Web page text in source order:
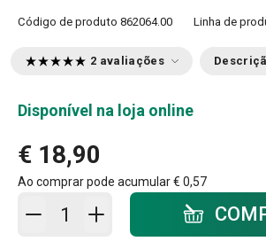
Código de produto 862064.00 Linha de
2 avaliações
Disponível na loja online
€ 18,90
Ao comprar pode acumular€ 0,57
Adicionar ao carrinho - quantidade